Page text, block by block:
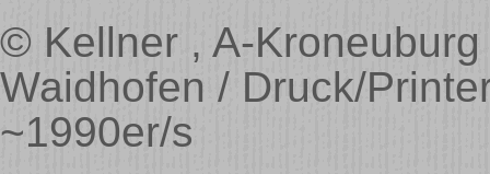
© Kellner , A-
Waidhofen / Druck/
~1990er/s